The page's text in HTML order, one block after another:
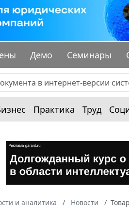
Демо Семинары
Практика Труд
и аналитика Новости